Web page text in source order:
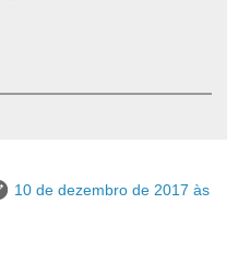
10 de dezembro de 2017 às